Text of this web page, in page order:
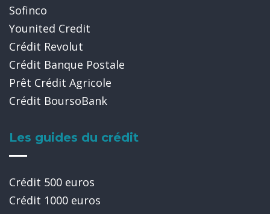
Sofinco
Younited Credit
Crédit Revolut
Crédit Banque Postale
Prêt Crédit Agricole
Crédit BoursoBank
Les guides du crédit
Crédit 500 euros
Crédit 1000 euros